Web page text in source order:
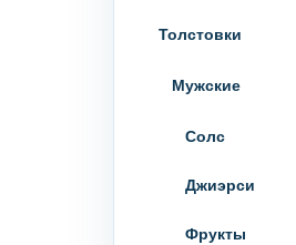
Толстовки
Мужские
Солс
Джиэрси
Фрукты